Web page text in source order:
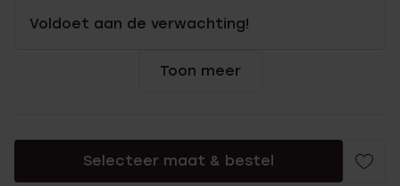
Voldoet aan de verwachting!
Toon meer
Selecteer maat & bestel